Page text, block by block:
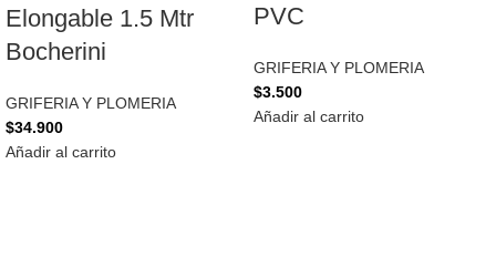
Elongable 1.5 Mtr
Bocherini
GRIFERIA Y PLOMERIA
$34.900
Añadir al carrito
PVC
GRIFERIA Y PLOMERIA
$3.500
Añadir al carrito